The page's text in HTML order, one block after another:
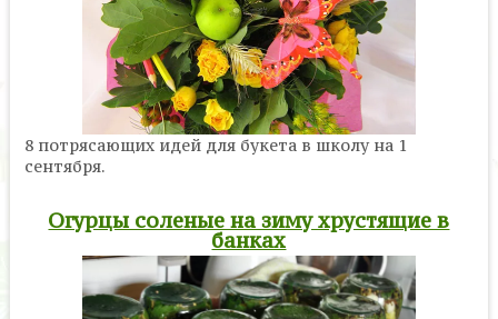
8 потрясающих идей для букета в школу на 1
сентября.
Огурцы соленые на зиму хрустящие в
банках